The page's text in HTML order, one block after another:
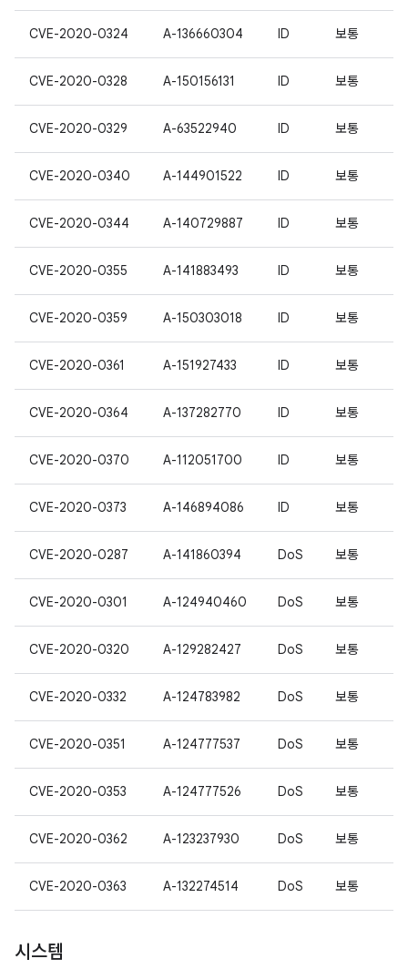
CVE-2020-0324 A-136660304 ID 보통
CVE-2020-0328 A-150156131 ID 보통
CVE-2020-0329 A-63522940 ID 보통
CVE-2020-0340 A-144901522 ID 보통
CVE-2020-0344 A-140729887 ID 보통
CVE-2020-0355 A-141883493 ID 보통
CVE-2020-0359 A-150303018 ID 보통
CVE-2020-0361 A-151927433 ID 보통
CVE-2020-0364 A-137282770 ID 보통
CVE-2020-0370 A-112051700 ID 보통
CVE-2020-0373 A-146894086 ID 보통
CVE-2020-0287 A-141860394 DoS 보통
CVE-2020-0301 A-124940460 DoS 보통
CVE-2020-0320 A-129282427 DoS 보통
CVE-2020-0332 A-124783982 DoS 보통
CVE-2020-0351 A-124777537 DoS 보통
CVE-2020-0353 A-124777526 DoS 보통
CVE-2020-0362 A-123237930 DoS 보통
CVE-2020-0363 A-132274514 DoS 보통
시스템